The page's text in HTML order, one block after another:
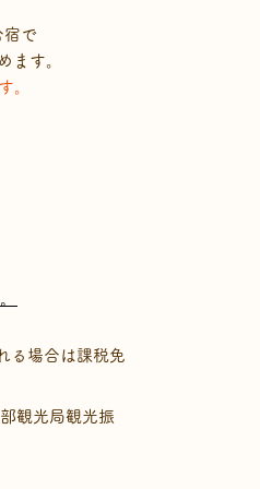
宿で
ます。
。
る場合は課税免
観光局観光振